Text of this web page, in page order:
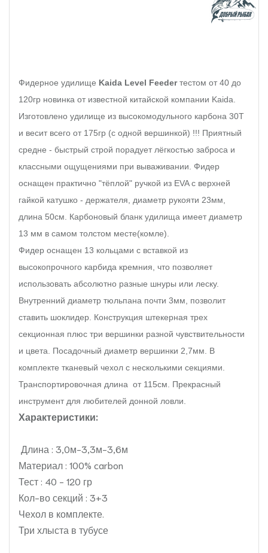
Фидерное удилище Kaida Level Feeder тестом от 40 до
120гр новинка от известной китайской компании Kaida.
Изготовлено удилище из высокомодульного карбона 30Т
и весит всего от 175гр (с одной вершинкой) !!! Приятный
средне - быстрый строй порадует лёгкостью заброса и
классными ощущениями при вываживании. Фидер
оснащен практично "тёплой" ручкой из EVA с верхней
гайкой катушко - держателя, диаметр рукояти 23мм,
длина 50см. Карбоновый бланк удилища имеет диаметр
13 мм в самом толстом месте(комле).
Фидер оснащен 13 кольцами с вставкой из
высокопрочного карбида кремния, что позволяет
использовать абсолютно разные шнуры или леску.
Внутренний диаметр тюльпана почти 3мм, позволит
ставить шоклидер. Конструкция штекерная трех
секционная плюс три вершинки разной чувствительности
и цвета. Посадочный диаметр вершинки 2,7мм. В
комплекте тканевый чехол с несколькими секциями.
Транспортировочная длина  от 115см. Прекрасный
инструмент для любителей донной ловли.
Характеристики:
Длина : 3,0м-3,3м-3,6м
Материал : 100% carbon
Тест : 40 - 120 гр
Кол-во секций : 3+3
Чехол в комплекте.
Три хлыста в тубусе